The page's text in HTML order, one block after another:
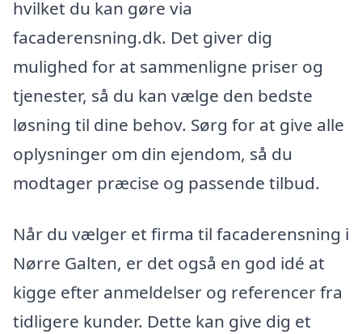
hvilket du kan gøre via
facaderensning.dk. Det giver dig
mulighed for at sammenligne priser og
tjenester, så du kan vælge den bedste
løsning til dine behov. Sørg for at give alle
oplysninger om din ejendom, så du
modtager præcise og passende tilbud.
Når du vælger et firma til facaderensning i
Nørre Galten, er det også en god idé at
kigge efter anmeldelser og referencer fra
tidligere kunder. Dette kan give dig et